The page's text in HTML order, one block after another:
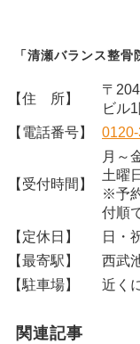
「清瀬バランス整
【住 所】
〒
ビル
【電話番号】
【受付時間】
月～
土曜
※予
付順
【定休日】
日・
【最寄駅】
西武
【駐車場】
近く
関連記事